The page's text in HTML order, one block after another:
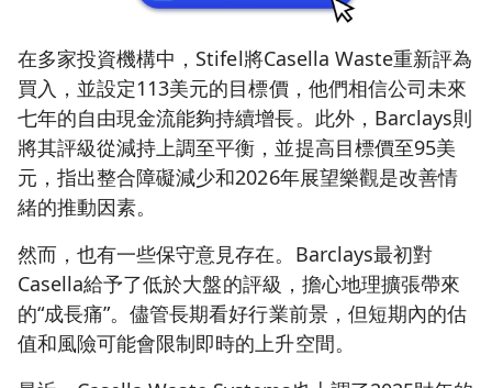
在多家投資機構中，Stifel將Casella Waste重新評為
買入，並設定113美元的目標價，他們相信公司未來
七年的自由現金流能夠持續增長。此外，Barclays則
將其評級從減持上調至平衡，並提高目標價至95美
元，指出整合障礙減少和2026年展望樂觀是改善情
緒的推動因素。
然而，也有一些保守意見存在。Barclays最初對
Casella給予了低於大盤的評級，擔心地理擴張帶來
的“成長痛”。儘管長期看好行業前景，但短期內的估
值和風險可能會限制即時的上升空間。